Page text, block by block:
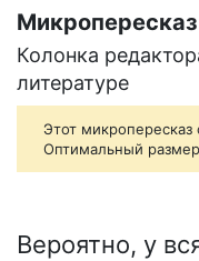
Микропересказ
Колонка
литературе
Этот
Оптимальный
Вероятно, у